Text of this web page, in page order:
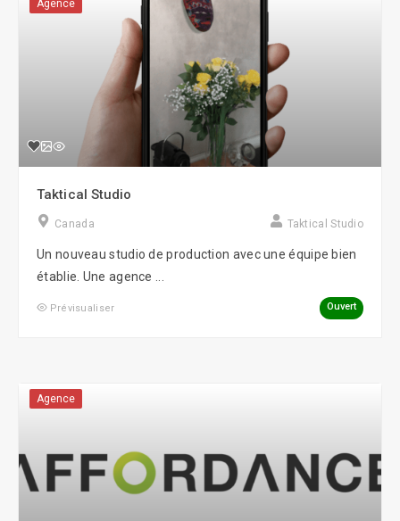
Agence
Taktical Studio
Canada Taktical Studio
Un nouveau studio de production avec une équipe bien
établie. Une agence ...
Prévisualiser Ouvert
Agence